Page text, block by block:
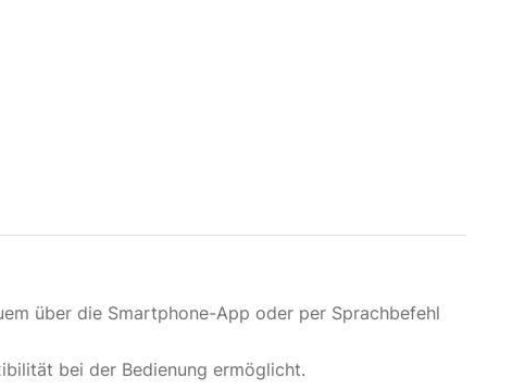
über die Smartphone-App oder per Sprachbefehl
bei der Bedienung ermöglicht.